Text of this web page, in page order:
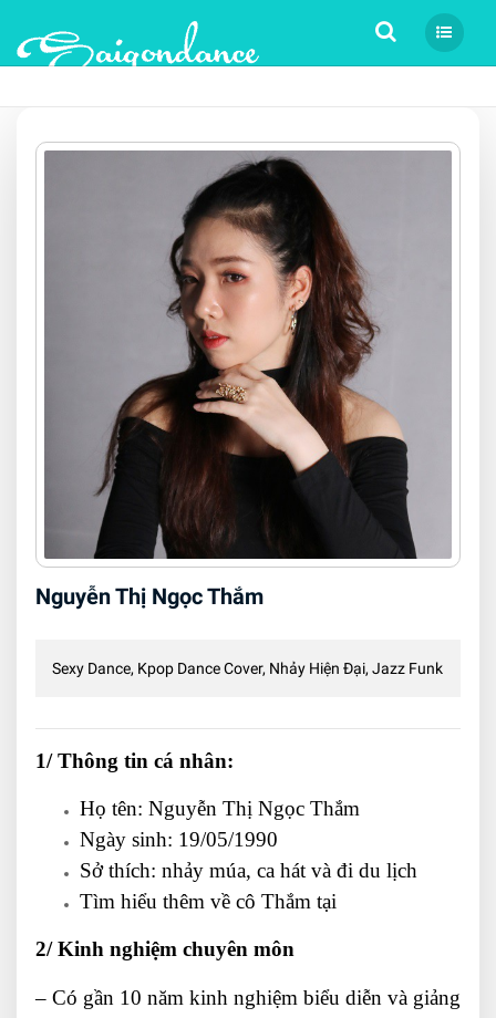
Tìm kiếm
Nguyễn Thị Ngọc Thắm
Sexy Dance, Kpop Dance Cover, Nhảy Hiện Đại, Jazz Funk
1/ Thông tin cá nhân:
Họ tên: Nguyễn Thị Ngọc Thắm
Ngày sinh: 19/05/1990
Sở thích: nhảy múa, ca hát và đi du lịch
Tìm hiểu thêm về cô Thắm tại
2/ Kinh nghiệm chuyên môn
– Có gần 10 năm kinh nghiệm biểu diễn và giảng